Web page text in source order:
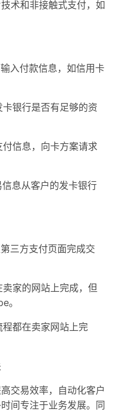
术和非接触式支付，如
入付款信息，如信用卡
银行是否有足够的资
信息，向卡方案请求
息从客户的发卡银行
三方支付页面完成交
家的网站上完成，但
。
都在卖家网站上完
易效率，自动化客户
间专注于业务发展。同